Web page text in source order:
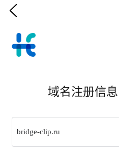

域名注册信息